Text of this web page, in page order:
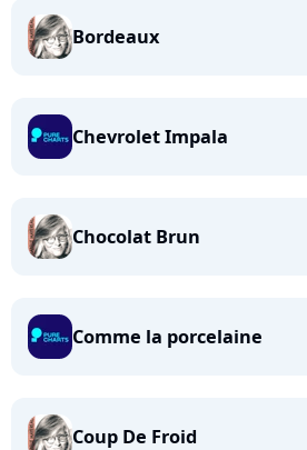
Bordeaux
Chevrolet Impala
Chocolat Brun
Comme la porcelaine
Coup De Froid